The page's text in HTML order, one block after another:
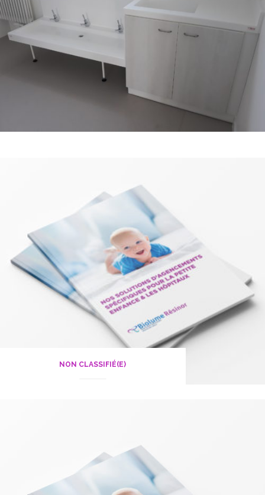
NON CLASSIFIÉ(E)